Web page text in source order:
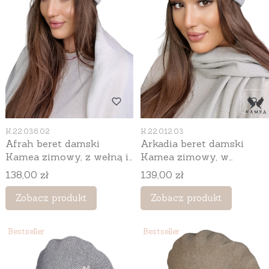
Kod produktu
K.22.036.02
Afrah beret damski
Kamea zimowy, z wełną i
wiskozą, rozmiar
uniwersalny 54–60 cm,
kolor ekru
Cena
138,00 zł
Zobacz produkt
Kod produktu
K.22.012.03
Arkadia beret damski
Kamea zimowy, w
pepitkę, z wełną i
wiskozą, rozmiar
uniwersalny 54–60 cm,
kolor beżowy
Cena
139,00 zł
Zobacz produkt
Bestseller Bestseller